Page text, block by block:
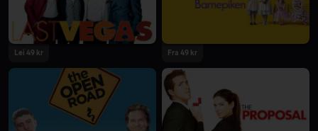
Lei 49 kr Fra 49 kr